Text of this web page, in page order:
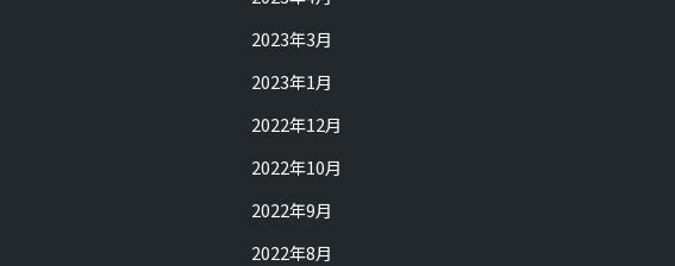
2023年3月
2023年1月
2022年12月
2022年10月
2022年9月
2022年8月